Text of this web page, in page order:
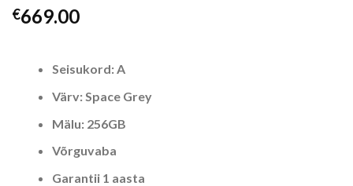
€669.00
Seisukord: A
Värv: Space Grey
Mälu: 256GB
Võrguvaba
Garantii 1 aasta